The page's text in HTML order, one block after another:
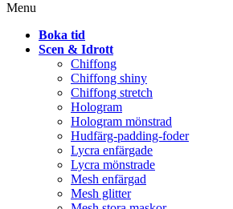
Menu
Boka tid
Scen & Idrott
Chiffong
Chiffong shiny
Chiffong stretch
Hologram
Hologram mönstrad
Hudfärg-padding-foder
Lycra enfärgade
Lycra mönstrade
Mesh enfärgad
Mesh glitter